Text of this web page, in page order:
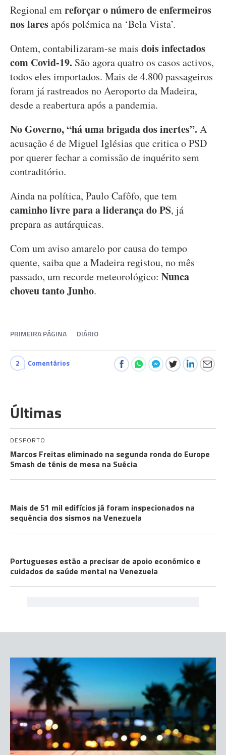
Regional emreforçar o número de enfermeiros
nos laresapós polémica na ‘Bela Vista’.
Ontem, contabilizaram-se mais dois infectados
com Covid-19. São agora quatro os casos activos,
todos eles importados. Mais de 4.800 passageiros
foram já rastreados no Aeroporto da Madeira,
desde a reabertura após a pandemia.
No Governo, “há uma brigada dos inertes”. A
acusação é de Miguel Iglésias que critica o PSD
por querer fechar a comissão de inquérito sem
contraditório.
Ainda na política, Paulo Cafôfo, que tem
caminho livre para a liderança do PS, já
prepara as autárquicas.
Com um aviso amarelo por causa do tempo
quente, saiba que a Madeira registou, no mês
passado, um recorde meteorológico: Nunca
choveu tanto Junho.
PRIMEIRA PÁGINA DIÁRIO
2 Comentários
Últimas
DESPORTO
Marcos Freitas eliminado na segunda ronda do Europe
Smash de ténis de mesa na Suécia
Mais de 51 mil edifícios já foram inspecionados na
sequência dos sismos na Venezuela
Portugueses estão a precisar de apoio económico e
cuidados de saúde mental na Venezuela